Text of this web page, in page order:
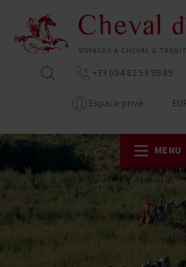
+33 (0)4 82 53 99 89
Espace privé
MENU